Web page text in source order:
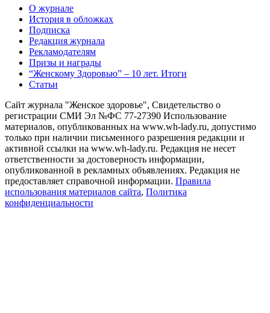
О журнале
История в обложках
Подписка
Редакция журнала
Рекламодателям
Призы и награды
“Женскому Здоровью” – 10 лет. Итоги
Статьи
Сайт журнала "Женское здоровье", Свидетельство о
регистрации СМИ Эл №ФС 77-27390 Использование
материалов, опубликованных на www.wh-lady.ru, допустимо
только при наличии письменного разрешения редакции и
активной ссылки на www.wh-lady.ru. Редакция не несет
ответственности за достоверность информации,
опубликованной в рекламных объявлениях. Редакция не
предоставляет справочной информации. Правила
использования материалов сайта, Политика
конфиденциальности